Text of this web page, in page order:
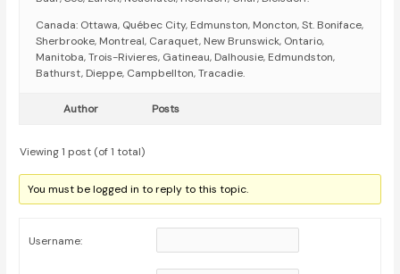
Canada: Ottawa, Québec City, Edmunston, Moncton, St. Boniface,
Sherbrooke, Montreal, Caraquet, New Brunswick, Ontario,
Manitoba, Trois-Rivieres, Gatineau, Dalhousie, Edmundston,
Bathurst, Dieppe, Campbellton, Tracadie.
Author Posts
Viewing 1 post (of 1 total)
You must be logged in to reply to this topic.
Username: